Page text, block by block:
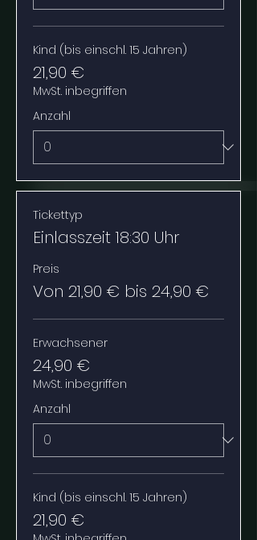
Kind (bis einschl. 15 Jahren)
21,90 €
MwSt. inbegriffen
Anzahl
Tickettyp
Einlasszeit 18:30 Uhr
Preis
Von 21,90 € bis 24,90 €
Erwachsener
24,90 €
MwSt. inbegriffen
Anzahl
Kind (bis einschl. 15 Jahren)
21,90 €